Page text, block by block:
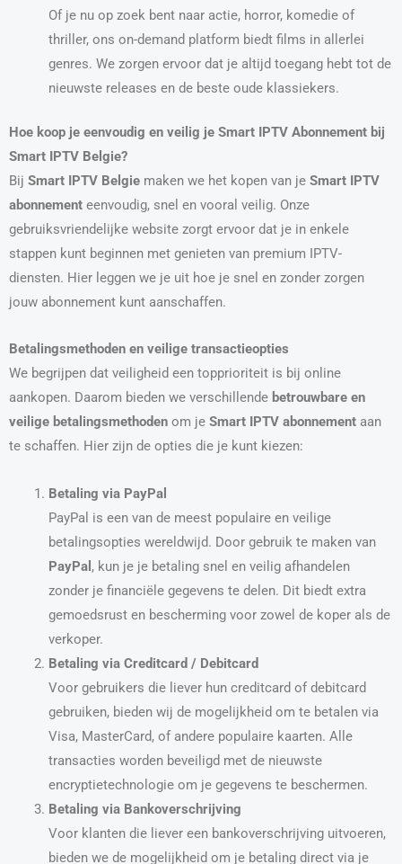
Of je nu op zoek bent naar actie, horror, komedie of
thriller, ons on-demand platform biedt films in allerlei
genres. We zorgen ervoor dat je altijd toegang hebt tot de
nieuwste releases en de beste oude klassiekers.
Hoe koop je eenvoudig en veilig je Smart IPTV Abonnement bij
Smart IPTV Belgie?
Bij Smart IPTV Belgie maken we het kopen van je Smart IPTV
abonnement eenvoudig, snel en vooral veilig. Onze
gebruiksvriendelijke website zorgt ervoor dat je in enkele
stappen kunt beginnen met genieten van premium IPTV-
diensten. Hier leggen we je uit hoe je snel en zonder zorgen
jouw abonnement kunt aanschaffen.
Betalingsmethoden en veilige transactieopties
We begrijpen dat veiligheid een topprioriteit is bij online
aankopen. Daarom bieden we verschillende betrouwbare en
veilige betalingsmethoden om je Smart IPTV abonnement aan
te schaffen. Hier zijn de opties die je kunt kiezen:
Betaling via PayPal
PayPal is een van de meest populaire en veilige
betalingsopties wereldwijd. Door gebruik te maken van
PayPal , kun je je betaling snel en veilig afhandelen
zonder je financiële gegevens te delen. Dit biedt extra
gemoedsrust en bescherming voor zowel de koper als de
verkoper.
Betaling via Creditcard / Debitcard
Voor gebruikers die liever hun creditcard of debitcard
gebruiken, bieden wij de mogelijkheid om te betalen via
Visa, MasterCard, of andere populaire kaarten. Alle
transacties worden beveiligd met de nieuwste
encryptietechnologie om je gegevens te beschermen.
Betaling via Bankoverschrijving
Voor klanten die liever een bankoverschrijving uitvoeren,
bieden we de mogelijkheid om je betaling direct via je